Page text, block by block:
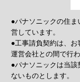
●パナソニックの住
営しています。
●工事請負契約は、
運営会社との間で行わ
●パナソニックは当
ないものとします。